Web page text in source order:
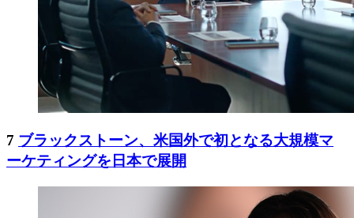
7 ブラックストーン、米国外で初となる大規模マ
ーケティングを日本で展開